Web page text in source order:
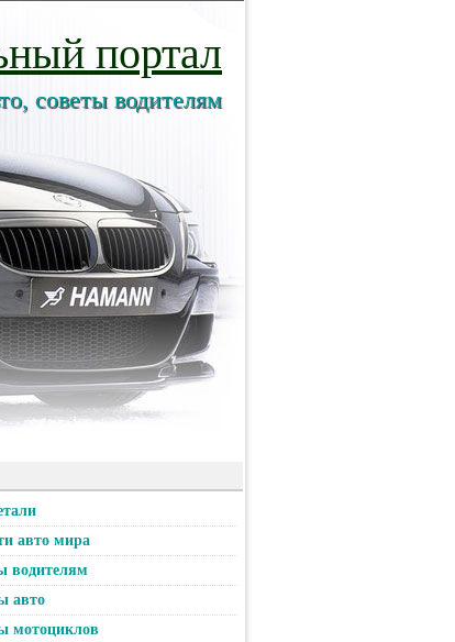
портал
советы водителям
авто мира
водителям
авто
мотоциклов